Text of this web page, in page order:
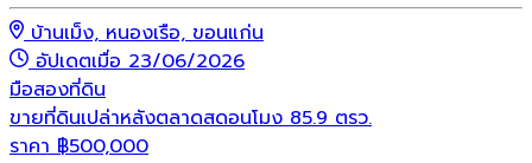
บ้านเม็ง, หนองเรือ, ขอนแก่น
อัปเดตเมื่อ 23/06/2026
มือสองที่ดิน
ขายที่ดินเปล่าหลังตลาดสดอนโมง 85.9 ตรว.
ราคา ฿500,000